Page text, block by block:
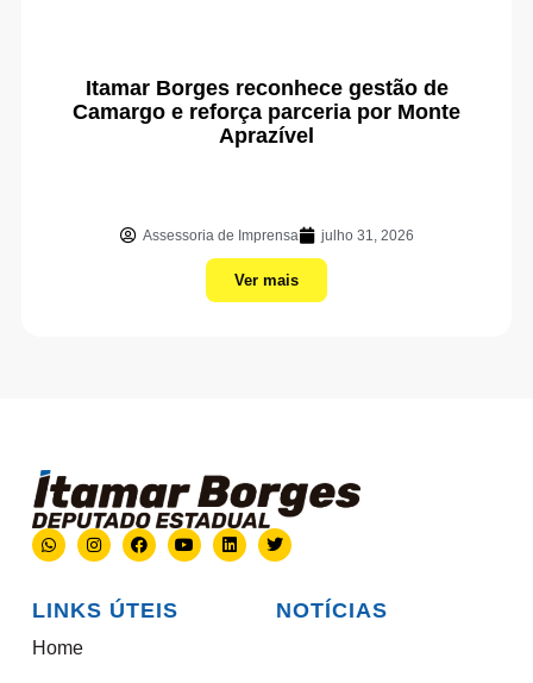
Itamar Borges reconhece gestão de
Camargo e reforça parceria por Monte
Aprazível
Assessoria de Imprensa julho 31, 2026
Ver mais
LINKS ÚTEIS
Home
NOTÍCIAS